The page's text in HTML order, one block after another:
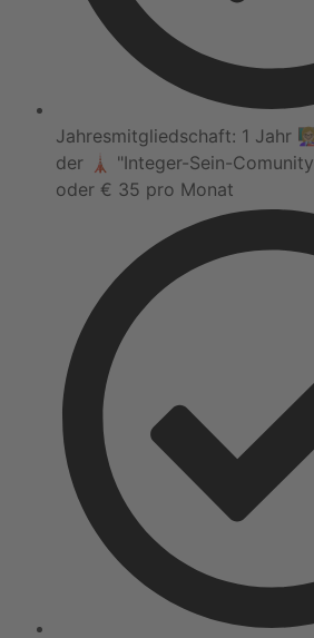
Jahresmitgliedschaft: 1 Jahr
der 🗼 "Integer-Sein-
oder € 35 pro Monat